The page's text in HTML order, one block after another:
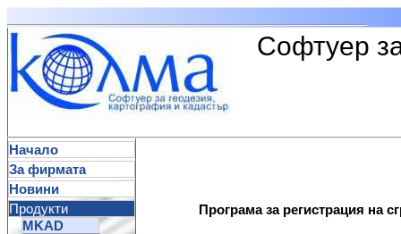
Софтуер
Начало
За фирмата
Новини
Продукти
MKAD
Програма за регистрация на